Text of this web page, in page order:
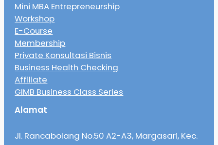
Mini MBA Entrepreneurship
Workshop
E-Course
Membership
Private Konsultasi Bisnis
Business Health Checking
Affiliate
GIMB Business Class Series
Alamat
Jl. Rancabolang No.50 A2-A3, Margasari, Kec.